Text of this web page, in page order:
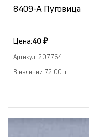
8409-А Пуговица
Цена:40 ₽
Артикул: 207764
В наличии 72.00 шт